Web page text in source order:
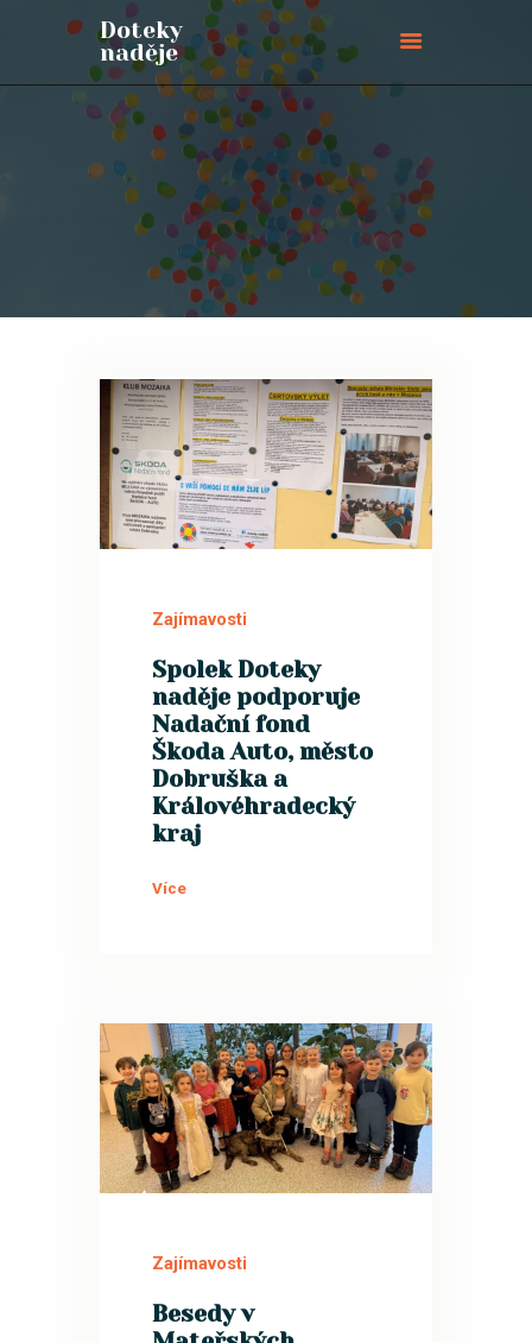
Doteky
naděje
Doteky naděje
ÚVODNÍ STRÁNKA
O NÁS
PŘIPOJTE SE
PODPOŘTE NÁS
18
Zajímavosti
Spolek Doteky
naděje podporuje
Nadační fond
Škoda Auto, město
Dobruška a
Královéhradecký
kraj
Více
5
Zajímavosti
Besedy v